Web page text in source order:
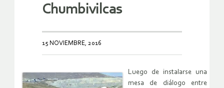
Chumbivilcas
15 NOVIEMBRE, 2016
Luego de instalarse una
mesa de diálogo entre